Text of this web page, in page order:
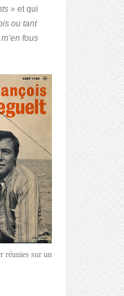
» et qui
ou tant
fous
réunies sur un